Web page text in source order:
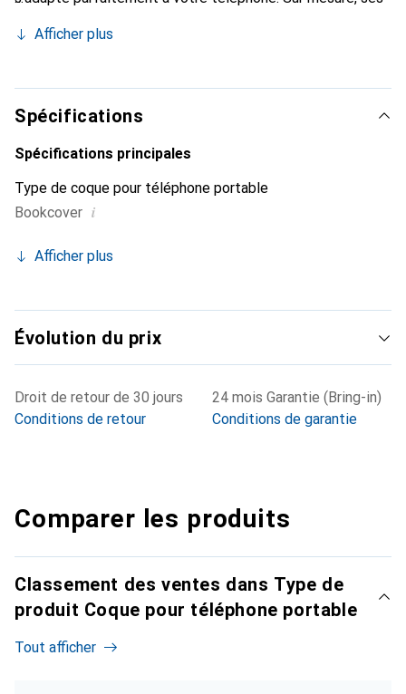
Elle devient l'accessoire chic et indispensable pour votre
internationalement pour ses produits de haute qualité et
constitue un choix fiable pour une clientèle exigeante.
Afficher plus
Spécifications
Spécifications principales
Type de coque pour téléphone portable
Bookcover i
Afficher plus
Évolution du prix
Droit de retour de 30 jours
Conditions de retour
24 mois Garantie (Bring-in)
Conditions de garantie
Comparer les produits
Classement des ventes dans Type de
produit Coque pour téléphone portable
Tout afficher